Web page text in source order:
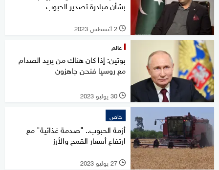
بشأن مبادرة تصدير الحبوب
l 2 أغسطس 2023
عالم
بوتين: إذا كان هناك من يريد الصدام
مع روسيا فنحن جاهزون
l 30 يوليو 2023
خاص
أزمة الحبوب.. "صدمة غذائية" مع
ارتفاع أسعار القمح والأرز
l 27 يوليو 2023